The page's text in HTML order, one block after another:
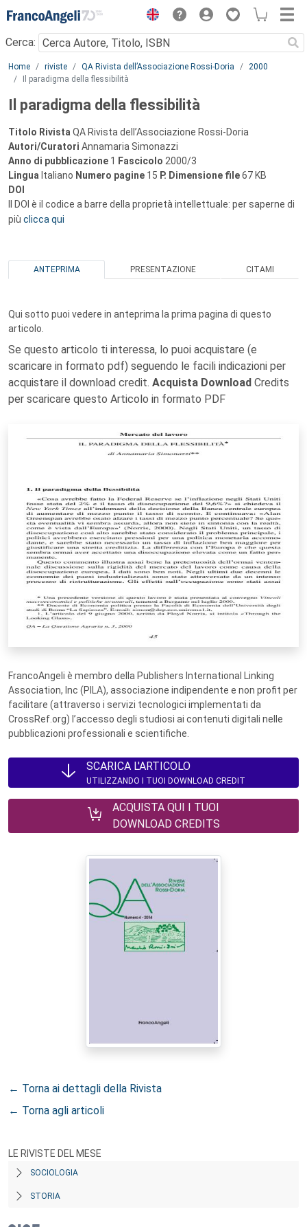
Menu
Cerca:
Main content
Home riviste QA Rivista dell’Associazione Rossi-Doria
2000
Il paradigma della flessibilità
Il paradigma della flessibilità
Titolo Rivista QA Rivista dell’Associazione Rossi-Doria
Autori/Curatori Annamaria Simonazzi
Anno di pubblicazione 1 Fascicolo 2000/3
Lingua Italiano Numero pagine 15 P. Dimensione file67 KB
DOI
Il DOI è il codice a barre della proprietà intellettuale: per saperne di
più clicca qui
ANTEPRIMA PRESENTAZIONE CITAMI
Qui sotto puoi vedere in anteprima la prima pagina di questo
articolo.
Se questo articolo ti interessa, lo puoi acquistare (e
scaricare in formato pdf) seguendo le facili indicazioni per
acquistare il download credit. Acquista Download Credits
per scaricare questo Articolo in formato PDF
FrancoAngeli è membro della Publishers International Linking
Association, Inc (PILA), associazione indipendente e non profit per
facilitare (attraverso i servizi tecnologici implementati da
CrossRef.org) l’accesso degli studiosi ai contenuti digitali nelle
pubblicazioni professionali e scientifiche.
SCARICA L'ARTICOLO
UTILIZZANDO I TUOI DOWNLOAD CREDIT
ACQUISTA QUI I TUOI
DOWNLOAD CREDITS
← Torna ai dettagli della Rivista
← Torna agli articoli
LE RIVISTE DEL MESE
SOCIOLOGIA
STORIA